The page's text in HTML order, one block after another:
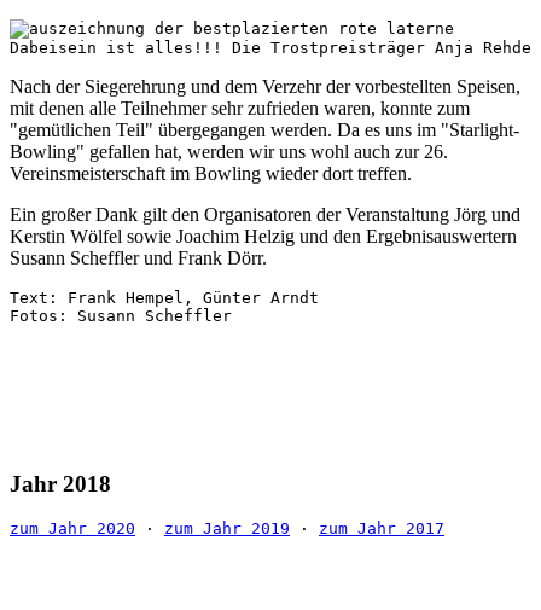
Dabeisein ist alles!!! Die Trostpreisträger Anja Rehde
Nach der Siegerehrung und dem Verzehr der vorbestellten Speisen,
mit denen alle Teilnehmer sehr zufrieden waren, konnte zum
"gemütlichen Teil" übergegangen werden. Da es uns im "Starlight-
Bowling" gefallen hat, werden wir uns wohl auch zur 26.
Vereinsmeisterschaft im Bowling wieder dort treffen.
Ein großer Dank gilt den Organisatoren der Veranstaltung Jörg und
Kerstin Wölfel sowie Joachim Helzig und den Ergebnisauswertern
Susann Scheffler und Frank Dörr.
Text: Frank Hempel, Günter Arndt
Fotos: Susann Scheffler
Jahr 2018
zum Jahr 2020 · zum Jahr 2019 · zum Jahr 2017